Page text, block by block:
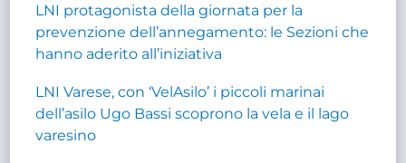
LNI protagonista della giornata per la
prevenzione dell’annegamento: le Sezioni che
hanno aderito all’iniziativa
LNI Varese, con ‘VelAsilo’ i piccoli marinai
dell’asilo Ugo Bassi scoprono la vela e il lago
varesino